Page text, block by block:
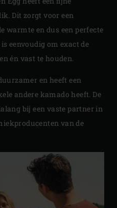
Dit zorgt voor een
warmte en dus een perfecte
eenvoudig om exact de
én vast te houden.
en heeft een
andere kamado heeft. De
bij een vaste partner in
van de